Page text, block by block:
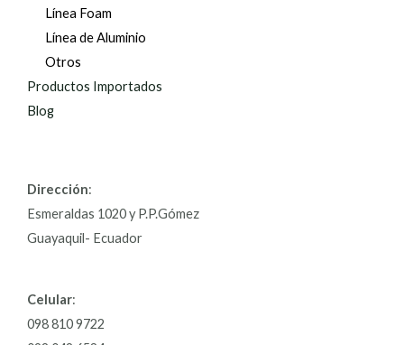
Línea Foam
Línea de Aluminio
Otros
Productos Importados
Blog
Dirección:
Esmeraldas 1020 y P.P.Gómez
Guayaquil- Ecuador
Celular:
098 810 9722